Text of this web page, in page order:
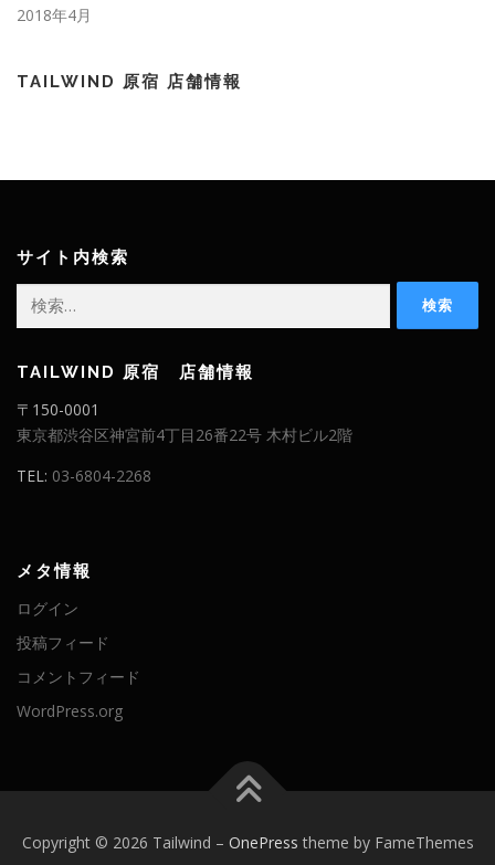
2018年4月
TAILWIND 原宿 店舗情報
サイト内検索
索:
TAILWIND 原宿 店舗情報
〒150-0001
東京都渋谷区神宮前4丁目26番22号 木村ビル2階
TEL: 03-6804-2268
メタ情報
ログイン
投稿フィード
コメントフィード
WordPress.org
Copyright © 2026 Tailwind – OnePress theme by FameThemes